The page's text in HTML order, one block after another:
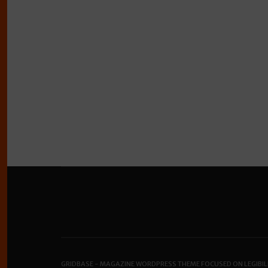
GRIDBASE - MAGAZINE WORDPRESS THEME FOCUSED ON